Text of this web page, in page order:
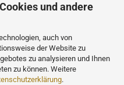
und andere
auch von
der Website zu
zu analysieren und Ihnen
zu können. Weitere
.